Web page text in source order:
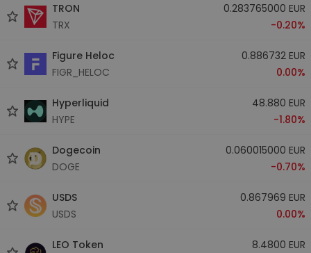
TRON
TRX
0.283765000 EUR
-0.20%
Figure Heloc
FIGR_HELOC
0.886732 EUR
0.00%
Hyperliquid
HYPE
48.880 EUR
-1.80%
Dogecoin
DOGE
0.060015000 EUR
-0.70%
USDS
USDS
0.867969 EUR
0.00%
LEO Token
8.4800 EUR